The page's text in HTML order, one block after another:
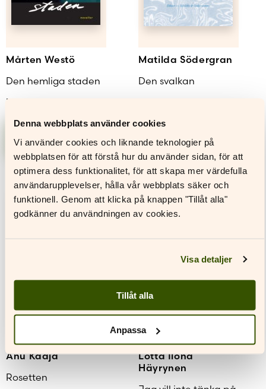
Denna webbplats använder cookies
Vi använder cookies och liknande teknologier på
webbplatsen för att förstå hur du använder sidan, för att
optimera dess funktionalitet, för att skapa mer värdefulla
användarupplevelser, hålla vår webbplats säker och
funktionell. Genom att klicka på knappen "Tillåt alla"
godkänner du användningen av cookies.
Visa detaljer
Tillåt alla
Anpassa
Mårten Westö
Den hemliga staden
31,00
Lägg till i
varukorg
Matilda Södergran
Den svalkan
varukorg
Anu Kaaja
Rosetten
Lotta Ilona
Häyrynen